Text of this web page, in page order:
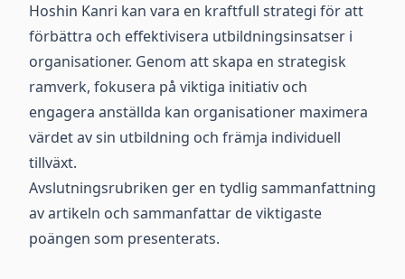
Hoshin Kanri kan vara en kraftfull strategi för att
förbättra och effektivisera utbildningsinsatser i
organisationer. Genom att skapa en strategisk
ramverk, fokusera på viktiga initiativ och
engagera anställda kan organisationer maximera
värdet av sin utbildning och främja individuell
tillväxt.
Avslutningsrubriken ger en tydlig sammanfattning
av artikeln och sammanfattar de viktigaste
poängen som presenterats.